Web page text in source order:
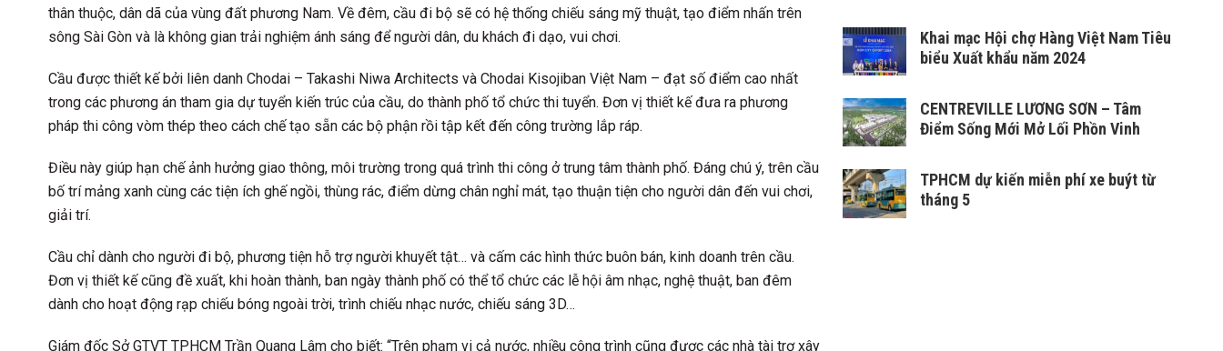
thân thuộc, dân dã của vùng đất phương Nam. Về đêm, cầu đi bộ sẽ có hệ thống chiếu sáng mỹ thuật, tạo điểm nhấn trên
sông Sài Gòn và là không gian trải nghiệm ánh sáng để người dân, du khách đi dạo, vui chơi.
Cầu được thiết kế bởi liên danh Chodai – Takashi Niwa Architects và Chodai Kisojiban Việt Nam – đạt số điểm cao nhất
trong các phương án tham gia dự tuyển kiến trúc của cầu, do thành phố tổ chức thi tuyển. Đơn vị thiết kế đưa ra phương
pháp thi công vòm thép theo cách chế tạo sẵn các bộ phận rồi tập kết đến công trường lắp ráp.
Điều này giúp hạn chế ảnh hưởng giao thông, môi trường trong quá trình thi công ở trung tâm thành phố. Đáng chú ý, trên cầu
bố trí mảng xanh cùng các tiện ích ghế ngồi, thùng rác, điểm dừng chân nghỉ mát, tạo thuận tiện cho người dân đến vui chơi,
giải trí.
Cầu chỉ dành cho người đi bộ, phương tiện hỗ trợ người khuyết tật… và cấm các hình thức buôn bán, kinh doanh trên cầu.
Đơn vị thiết kế cũng đề xuất, khi hoàn thành, ban ngày thành phố có thể tổ chức các lễ hội âm nhạc, nghệ thuật, ban đêm
dành cho hoạt động rạp chiếu bóng ngoài trời, trình chiếu nhạc nước, chiếu sáng 3D…
Giám đốc Sở GTVT TPHCM Trần Quang Lâm cho biết: “Trên phạm vi cả nước, nhiều công trình cũng được các nhà tài trợ xây
Khai mạc Hội chợ Hàng Việt Nam Tiêu
biểu Xuất khẩu năm 2024
CENTREVILLE LƯƠNG SƠN – Tâm
Điểm Sống Mới Mở Lối Phồn Vinh
TPHCM dự kiến miễn phí xe buýt từ
tháng 5